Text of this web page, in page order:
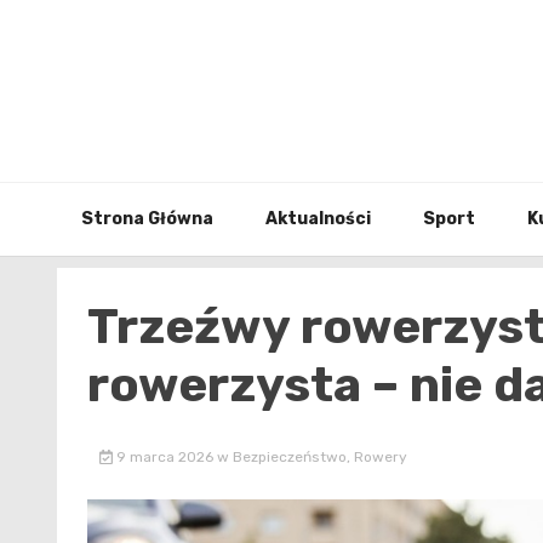
Strona Główna Aktualności Sport
Trzeźwy
rowerzysta – nie
9 marca 2026 w Bezpieczeństwo, Rowery